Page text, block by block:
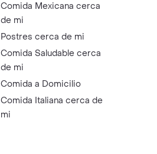
Comida Mexicana cerca
de mi
Postres cerca de mi
Comida Saludable cerca
de mi
Comida a Domicilio
Comida Italiana cerca de
mi